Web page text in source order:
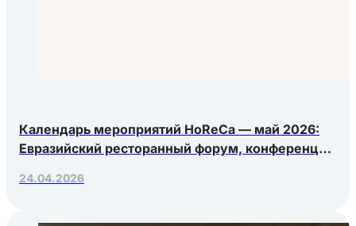
Календарь мероприятий HoReCa — май 2026:
Евразийский ресторанный форум, конференция
24.04.2026